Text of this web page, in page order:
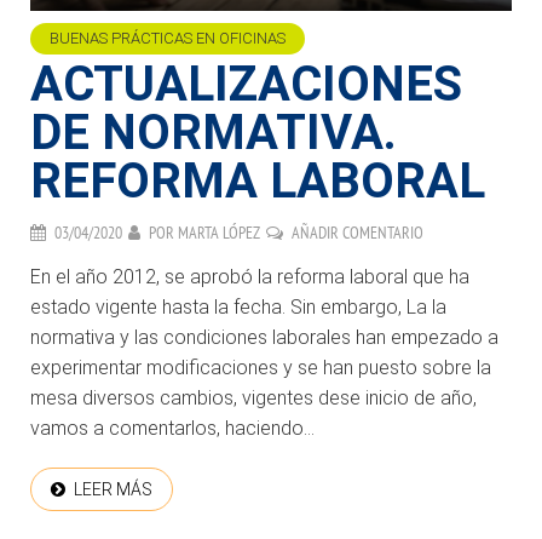
BUENAS PRÁCTICAS EN OFICINAS
ACTUALIZACIONES
DE NORMATIVA.
REFORMA LABORAL
03/04/2020 POR MARTA LÓPEZ AÑADIR COMENTARIO
En el año 2012, se aprobó la reforma laboral que ha
estado vigente hasta la fecha. Sin embargo, La la
normativa y las condiciones laborales han empezado a
experimentar modificaciones y se han puesto sobre la
mesa diversos cambios, vigentes dese inicio de año,
vamos a comentarlos, haciendo...
LEER MÁS